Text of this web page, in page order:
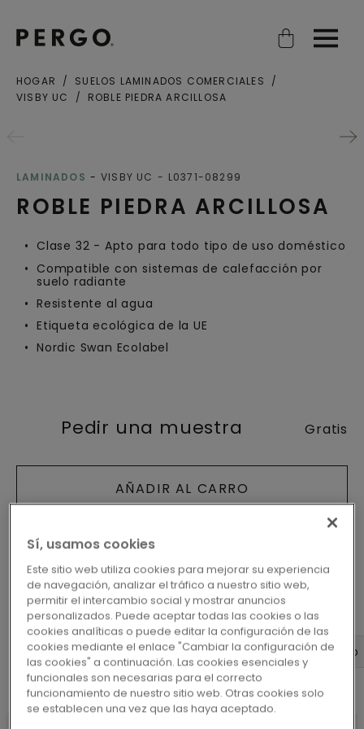
Open searchOpen
HOGAR
SUELOS LAMINADOS COMERCIALES
VISBY UC
ROBLE PIEDRA ARCILLOSA
ROBLE PIEDRA ARCILLOSA
LAMINADOS VISBY UC L0371-08299
Clase 32 - Apto para todo tipo de uso doméstico
Compatible con sistemas de calefacción por
suelo radiante
Resistente al agua
Etiqueta ecológica de la UE
Nordic Swan Ecolabel
Pedir una muestra Gratis
AÑADIR AL CARRO
Dimensiones Diseño Datos del producto
Sí, usamos cookies
Este sitio web utiliza cookies para mejorar su experiencia
de navegación, analizar el tráfico a nuestro sitio web,
permitir el intercambio social y mostrar anuncios
personalizados. Puede aceptar todas las cookies o las
cookies analíticas o puede editar la configuración de las
cookies mediante el enlace "Cambiar la configuración de
las cookies" a continuación. Las cookies esenciales y
funcionales son necesarias para el correcto
funcionamiento de nuestro sitio web. Otras cookies solo
se establecen una vez que las haya aceptado.